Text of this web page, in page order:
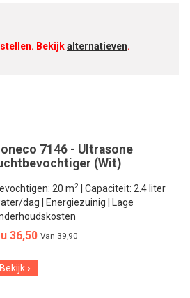
Bekijkalternatieven.
7146 - Ultrasone
(Wit)
20 m2
| Capaciteit: 2.4 liter
dag | Energiezuinig | Lage
36,50 Van 39,90
Bekijk